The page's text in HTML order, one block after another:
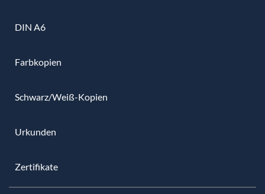
DIN A6
Farbkopien
Schwarz/Weiß-Kopien
Urkunden
Zertifikate